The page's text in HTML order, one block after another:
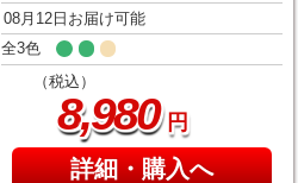
08月12日お届け可能
全3色
（税込）
8,980円
詳細・購入へ